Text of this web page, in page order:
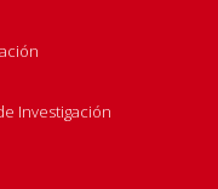
Investigación